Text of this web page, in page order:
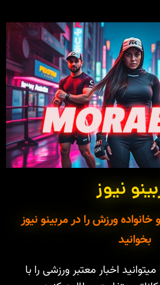
نیوز
ورزش را در مربینو نیوز
بخوانید
اخبار معتبر ورزشی را با